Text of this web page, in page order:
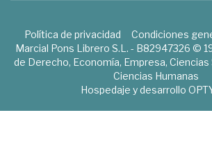
Política de privacidad Condiciones
Marcial Pons Librero S.L. - B82947326 ©
de Derecho, Economía, Empresa,
Ciencias Humanas
Hospedaje y desarrollo